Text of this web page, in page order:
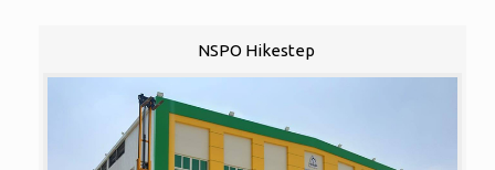
NSPO Hikestep